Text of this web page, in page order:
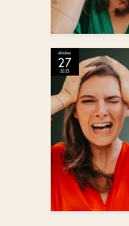
oktober
27
2025